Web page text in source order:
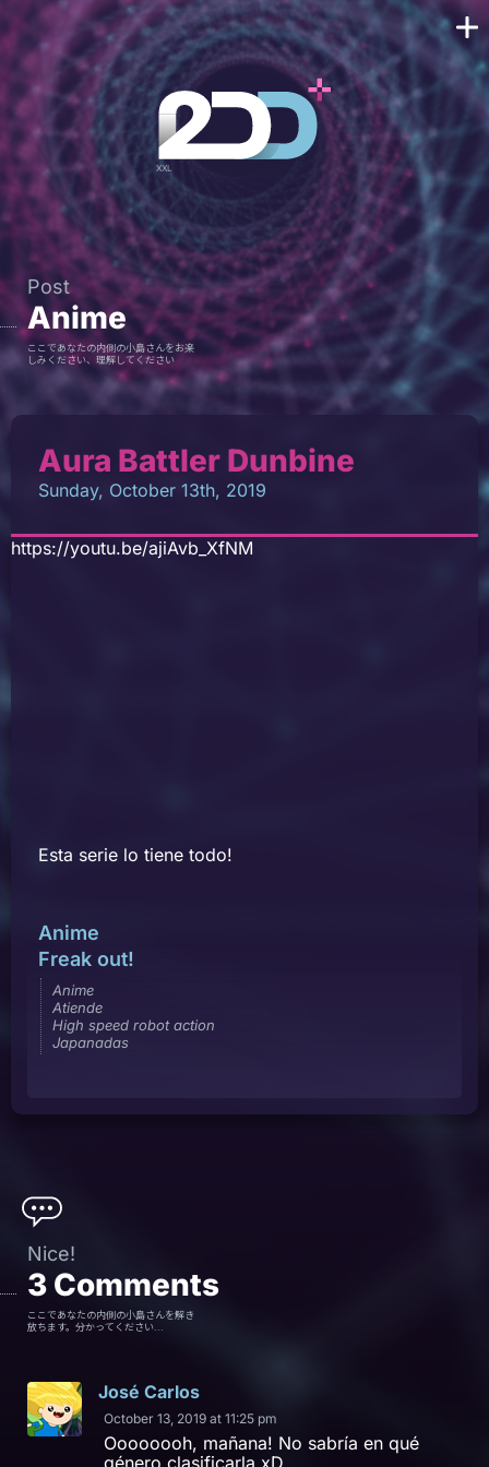
Post
Anime
ここであなたの内側の小島さんをお楽
しみください、理解してください
Aura Battler Dunbine
Sunday, October 13th, 2019
https://youtu.be/ajiAvb_XfNM
Esta serie lo tiene todo!
Anime
Freak out!
Anime
Atiende
High speed robot action
Japanadas
Nice!
3 Comments
ここであなたの内側の小島さんを解き
放ちます。分かってください...
José Carlos
October 13, 2019 at 11:25 pm
Oooooooh, mañana! No sabría en qué
género clasificarla xD